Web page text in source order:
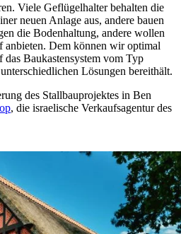
Viele Geflügelhalter behalten die
neuen Anlage aus, andere bauen
die Bodenhaltung, andere wollen
anbieten. Dem können wir optimal
das Baukastensystem vom Typ
Lösungen bereithält.
des Stallbauprojektes in Ben
, die israelische Verkaufsagentur des